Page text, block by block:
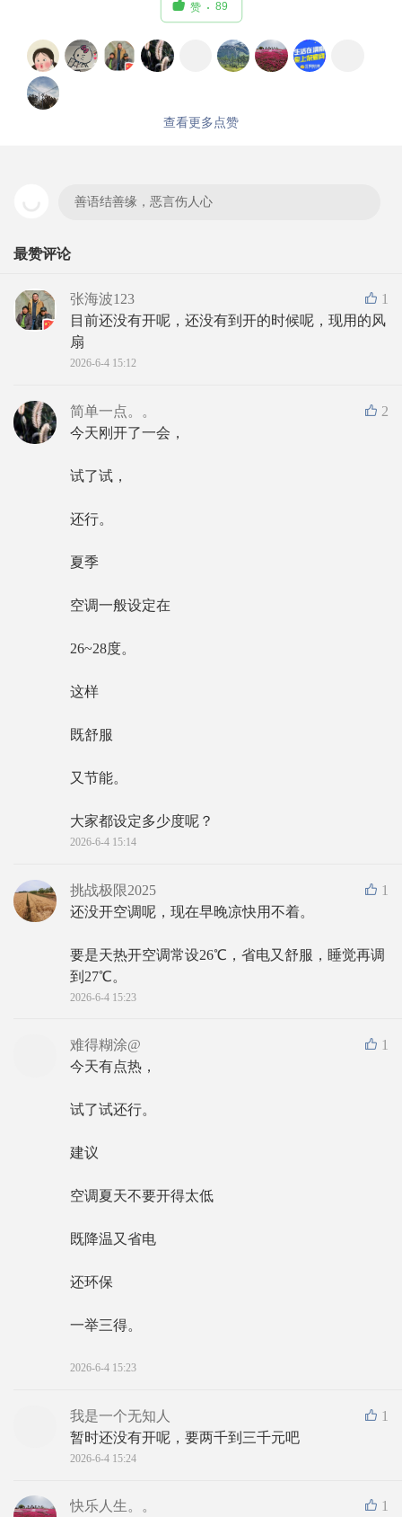
 赞 89
查看更多点赞
善语结善缘，恶言伤人心
最赞评论
1
张海波123
目前还没有开呢，还没有到开的时候呢，现用的风
扇
2026-6-4 15:12
2
简单一点。。
今天刚开了一会，
试了试，
还行。
夏季
空调一般设定在
26~28度。
这样
既舒服
又节能。
大家都设定多少度呢？
2026-6-4 15:14
1
挑战极限2025
还没开空调呢，现在早晚凉快用不着。
要是天热开空调常设26℃，省电又舒服，睡觉再调
到27℃。
2026-6-4 15:23
1
难得糊涂@
今天有点热，
试了试还行。
建议
空调夏天不要开得太低
既降温又省电
还环保
一举三得。
2026-6-4 15:23
1
我是一个无知人
暂时还没有开呢，要两千到三千元吧
2026-6-4 15:24
1
快乐人生。。